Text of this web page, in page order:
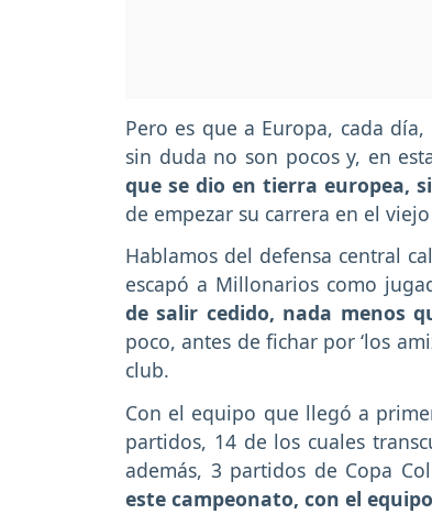
Pero es que a Europa, cada
sin duda no son pocos y, en
que se dio en tierra europea,
de empezar su carrera en el
Hablamos del defensa central
escapó a Millonarios como
de salir cedido, nada menos
poco, antes de fichar por ‘los
club.
Con el equipo que llegó a
partidos, 14 de los cuales
además, 3 partidos de Copa
este campeonato, con el